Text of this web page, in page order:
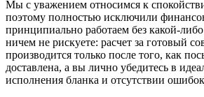
Мы с уважением относимся к
поэтому полностью исключили
принципиально работаем без какой-
ничем не рискуете: расчет за готовый
производится только после того, как
доставлена, а вы лично убедитесь в
исполнения бланка и отсутствии